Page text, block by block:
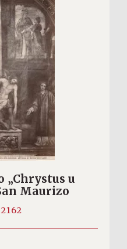
„Chrystus u
Maurizo